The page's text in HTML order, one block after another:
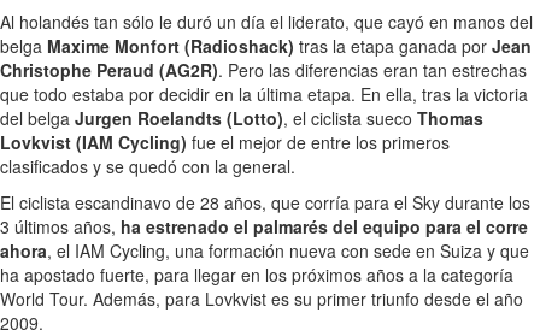
Al holandés tan sólo le duró un día el liderato, que cayó en manos del
belga Maxime Monfort (Radioshack) tras la etapa ganada por Jean
Christophe Peraud (AG2R). Pero las diferencias eran tan estrechas
que todo estaba por decidir en la última etapa. En ella, tras la victoria
del belga Jurgen Roelandts (Lotto), el ciclista sueco Thomas
Lovkvist (IAM Cycling) fue el mejor de entre los primeros
clasificados y se quedó con la general.
El ciclista escandinavo de 28 años, que corría para el Sky durante los
3 últimos años, ha estrenado el palmarés del equipo para el corre
ahora, el IAM Cycling, una formación nueva con sede en Suiza y que
ha apostado fuerte, para llegar en los próximos años a la categoría
World Tour. Además, para Lovkvist es su primer triunfo desde el año
2009.